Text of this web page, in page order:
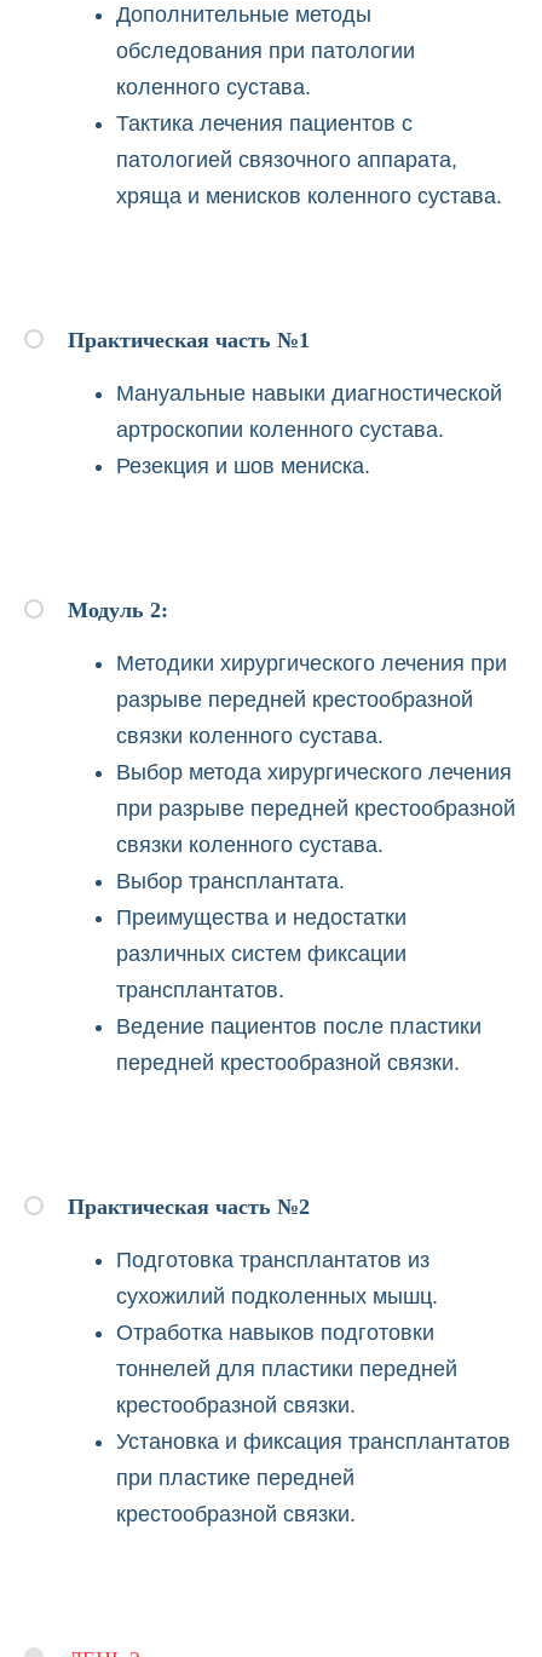
Дополнительные методы
обследования при патологии
коленного сустава.
Тактика лечения пациентов с
патологией связочного аппарата,
хряща и менисков коленного сустава.
Практическая часть №1
Мануальные навыки диагностической
артроскопии коленного сустава.
Резекция и шов мениска.
Модуль 2:
Методики хирургического лечения при
разрыве передней крестообразной
связки коленного сустава.
Выбор метода хирургического лечения
при разрыве передней крестообразной
связки коленного сустава.
Выбор трансплантата.
Преимущества и недостатки
различных систем фиксации
трансплантатов.
Ведение пациентов после пластики
передней крестообразной связки.
Практическая часть №2
Подготовка трансплантатов из
сухожилий подколенных мышц.
Отработка навыков подготовки
тоннелей для пластики передней
крестообразной связки.
Установка и фиксация трансплантатов
при пластике передней
крестообразной связки.